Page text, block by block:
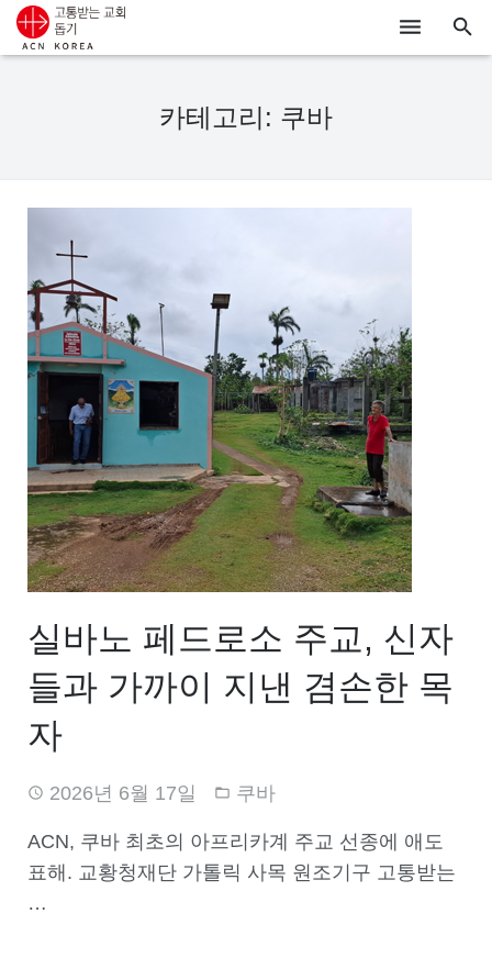
우크라이나
행동하기
로그인
후원하기
카테고리: 쿠바
실바노 페드로소 주교, 신자
들과 가까이 지낸 겸손한 목
자
2026년 6월 17일 쿠바
ACN, 쿠바 최초의 아프리카계 주교 선종에 애도
표해. 교황청재단 가톨릭 사목 원조기구 고통받는
…